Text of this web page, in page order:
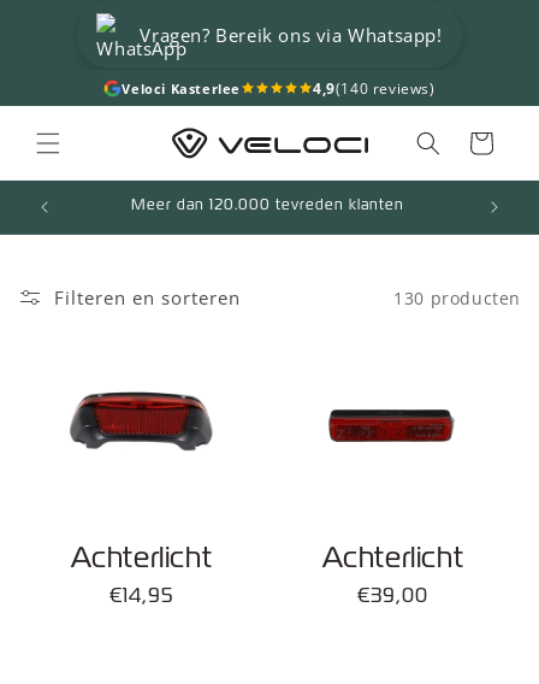
naar de
content
Vragen? Bereik ons via Whatsapp!
Veloci Kasterlee 4,9(140 reviews)
Winkelwagen
Meer dan 120.000 tevreden klanten
Filteren en sorteren 130 producten
Achterlicht
Normale
€14,95
Achterlicht
Normale
€39,00